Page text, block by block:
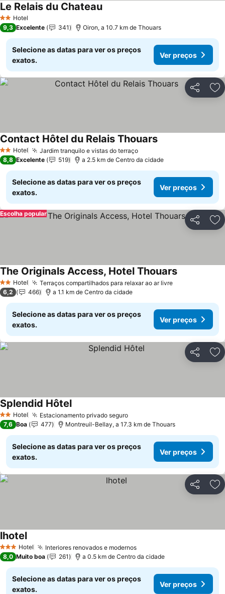
2 Estrelas
Hotel
Le Relais du ChateauVer preços
9,3 Excelente 341 Oiron, a 10.7 km de Thouars
Selecione as datas para ver os preços
exatos.
Ver preços
Partilhar
2 Estrelas
Hotel Jardim tranquilo e vistas do terraçoVer preços
Contact Hôtel du Relais ThouarsVer preços
8,8 Excelente 519 a 2.5 km de Centro da cidade
Selecione as datas para ver os preços
exatos.
Ver preços
Partilhar
Escolha popular
2 Estrelas
Hotel Terraços compartilhados para relaxar ao ar livreVer preços
The Originals Access, Hotel ThouarsVer preços
6,2 466 a 1.1 km de Centro da cidade
Selecione as datas para ver os preços
exatos.
Ver preços
Partilhar
2 Estrelas
Hotel Estacionamento privado seguroVer preços
Splendid HôtelVer preços
7,6 Boa 477 Montreuil-Bellay, a 17.3 km de Thouars
Selecione as datas para ver os preços
exatos.
Ver preços
Partilhar
3 EstrelasHotel Interiores renovados e modernosVer preços
lhotelVer preços
8,0 Muito boa 261 a 0.5 km de Centro da cidade
Selecione as datas para ver os preços
exatos.
Ver preços